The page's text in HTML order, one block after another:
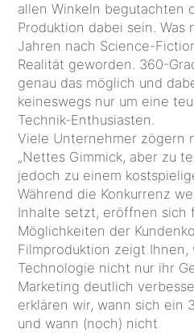
allen Winkeln begutachten
Produktion dabei sein. Was
Jahren nach Science-
Realität geworden. 360-
genau das möglich und dabei handelt es sich
keineswegs nur um eine
Technik-Enthusiasten.
Viele Unternehmer zögern
„Nettes Gimmick, aber zu
jedoch zu einem
Während die Konkurrenz
Inhalte setzt, eröffnen sich
Möglichkeiten der
Filmproduktion zeigt Ihnen,
Technologie nicht nur ihr
Marketing deutlich verbessert. In diesem
erklären wir, wann sich ein
und wann (noch) nicht